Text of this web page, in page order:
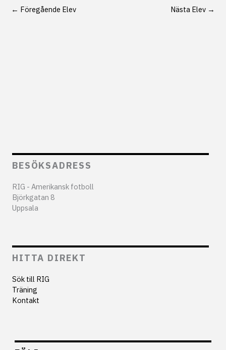
← Föregående Elev Nästa Elev →
BESÖKSADRESS
RIG - Amerikansk fotboll
Björkgatan 8
Uppsala
HITTA DIREKT
Sök till RIG
Träning
Kontakt